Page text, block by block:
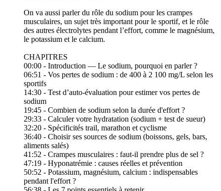
On va aussi parler du rôle du sodium pour les crampes
musculaires, un sujet très important pour le sportif, et le rôle
des autres électrolytes pendant l’effort, comme le magnésium,
le potassium et le calcium.
CHAPITRES
00:00 - Introduction — Le sodium, pourquoi en parler ?
06:51 - Vos pertes de sodium : de 400 à 2 100 mg/L selon les
sportifs
14:30 - Test d’auto-évaluation pour estimer vos pertes de
sodium
19:45 - Combien de sodium selon la durée d'effort ?
29:33 - Calculer votre hydratation (sodium + test de sueur)
32:20 - Spécificités trail, marathon et cyclisme
36:40 - Choisir ses sources de sodium (boissons, gels, bars,
aliments salés)
41:52 - Crampes musculaires : faut-il prendre plus de sel ?
47:19 - Hyponatrémie : causes réelles et prévention
50:52 - Potassium, magnésium, calcium : indispensables
pendant l'effort ?